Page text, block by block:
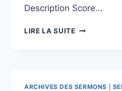
Description Score…
LIRE LA SUITEMATRICE
ARCHIVES DES SERMONS